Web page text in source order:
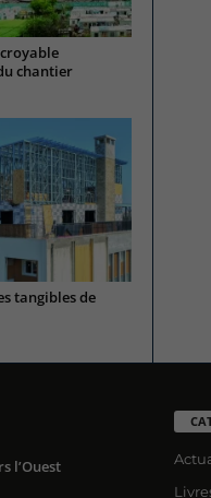
chantier
tangibles de
l’Ouest